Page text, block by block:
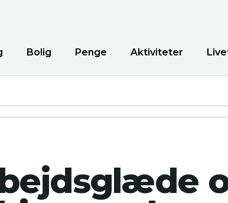
Bolig Penge Aktiviteter